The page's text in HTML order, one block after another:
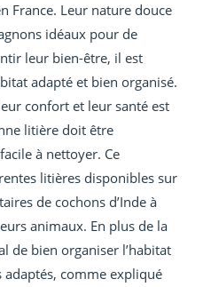
France. Leur nature douce
idéaux pour de
leur bien-être, il est
adapté et bien organisé.
confort et leur santé est
litière doit être
à nettoyer. Ce
litières disponibles sur
de cochons d’Inde à
animaux. En plus de la
de bien organiser l’habitat
comme expliqué